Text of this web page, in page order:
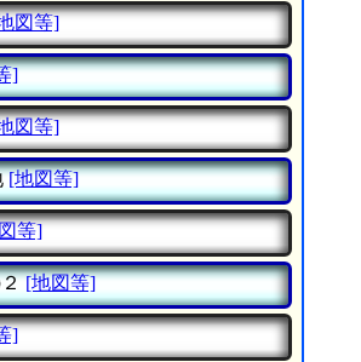
図等]
]
図等]
[地図等]
等]
[地図等]
]